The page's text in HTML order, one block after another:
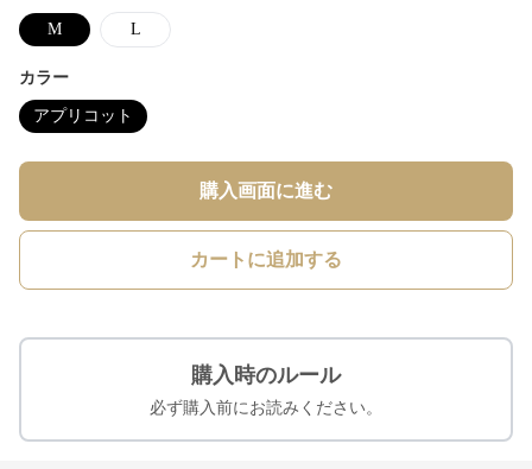
M L
カラー
アプリコット
購入画面に進む
カートに追加する
購入時のルール
必ず購入前にお読みください。